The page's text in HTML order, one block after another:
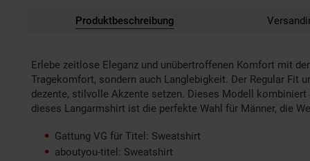
Produktbeschreibung
Erlebe zeitlose Eleganz und unübertroffenen Komfort mit
Tragekomfort, sondern auch Langlebigkeit. Der Regular Fit
dezente, stilvolle Akzente setzen. Dieses Modell
dieses Langarmshirt ist die perfekte Wahl für Männer, die
Gattung VG für Titel: Sweatshirt
aboutyou-titel: Sweatshirt